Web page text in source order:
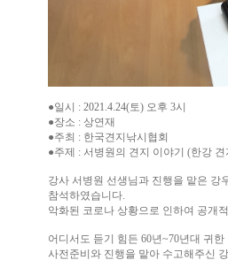
●일시 : 2021.4.24(토) 오후 3시
●장소 : 상연재
●주최 : 한국견지낚시협회
●주제 : 서병원의 견지 이야기 (한강
강사 서병원 선생님과 진행을 맡은 강
참석하였습니다.
악화된 코로나 상황으로 인하여 공개
어디서도 듣기 힘든 60년~70년대 귀
사전준비와 진행을 맡아 수고해주신